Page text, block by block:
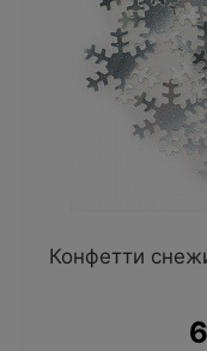
Конфетти